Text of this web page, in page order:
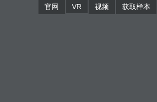
官网 VR 视频 获取样本